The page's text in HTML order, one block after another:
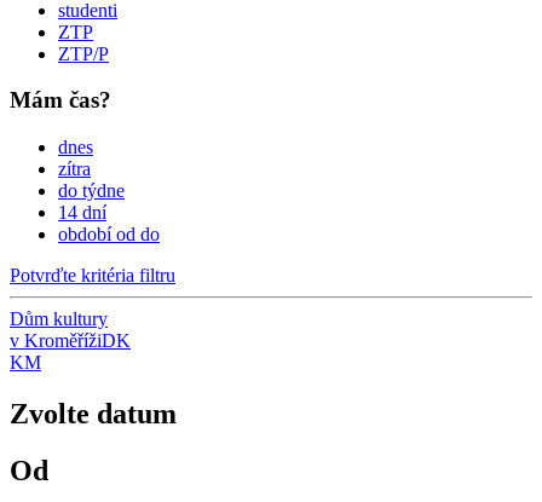
studenti
ZTP
ZTP/P
Mám čas?
dnes
zítra
do týdne
14 dní
období od do
Potvrďte kritéria filtru
Dům kultury
v KroměřížiDK
KM
Zvolte datum
Od